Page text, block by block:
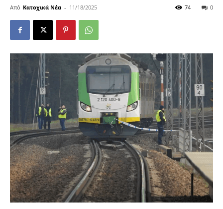
Από Κατοχικά Νέα - 11/18/2025 0
74